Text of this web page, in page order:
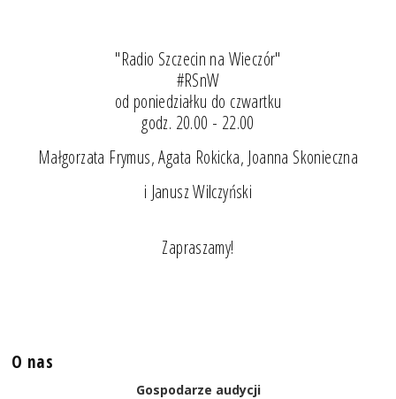
"Radio Szczecin na Wieczór"
#RSnW
od poniedziałku do czwartku
godz. 20.00 - 22.00
Małgorzata Frymus, Agata Rokicka, Joanna Skonieczna
i Janusz Wilczyński
Zapraszamy!
O nas
Gospodarze audycji